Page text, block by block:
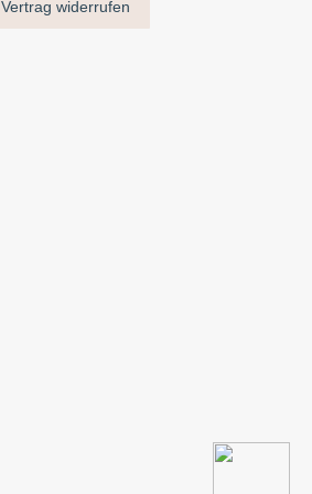
Vertrag widerrufen